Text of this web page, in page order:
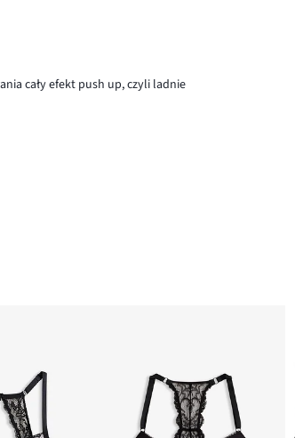
cały efekt push up, czyli ladnie